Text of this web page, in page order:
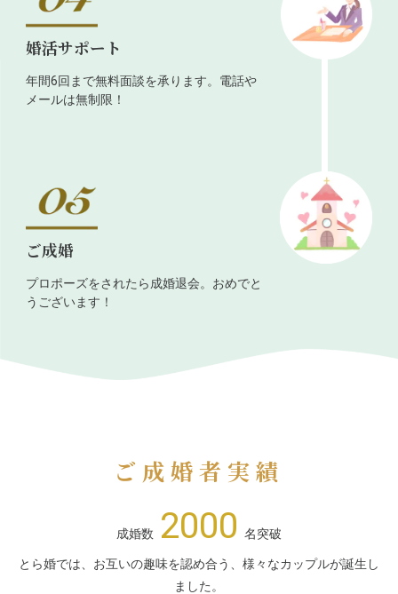
婚活サポート
年間6回まで無料面談を承ります。電話や
メールは無制限！
ご成婚
プロポーズをされたら成婚退会。おめでと
うございます！
ご成婚者実績
成婚数 2000 名突破
とら婚では、お互いの趣味を認め合う、様々なカップルが誕生し
ました。